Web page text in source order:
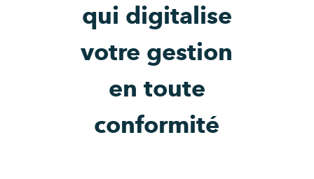
qui digitalise
votre gestion
en toute
conformité